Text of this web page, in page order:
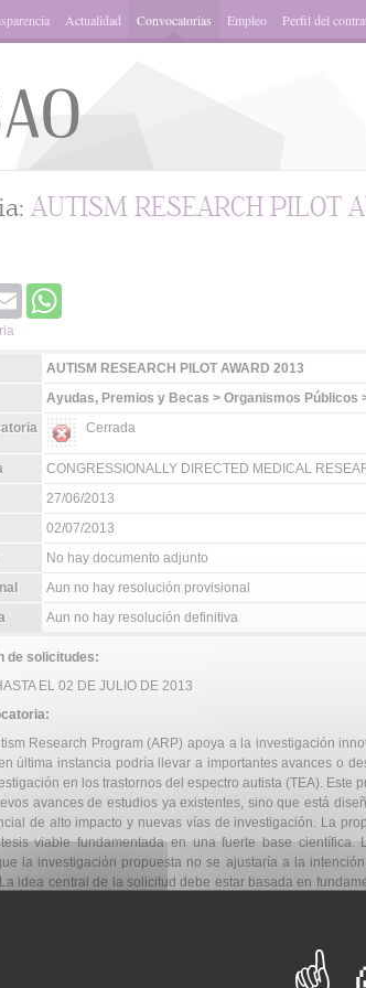
Actualidad Convocatorias Empleo Perfil del
AUTISM RESEARCH PILOT
Email
AUTISM RESEARCH PILOT AWARD 2013
Ayudas, Premios y Becas > Organismos Públicos
Cerrada
CONGRESSIONALLY DIRECTED MEDICAL
27/06/2013
02/07/2013
No hay documento adjunto
Aun no hay resolución provisional
Aun no hay resolución definitiva
de solicitudes:
EL 02 DE JULIO DE 2013
Research Program (ARP) apoya a la investigación
última instancia podría llevar a importantes avances o
en los trastornos del espectro autista (TEA). Este
avances de estudios ya existentes, sino que está
de alto impacto y nuevas vías de investigación. La
viable fundamentada en una fuerte base científica.
la investigación propuesta no se ajustaría a la
idea central de la solicitud debe estar basada en
de todas las áreas de investigación básica y
que responden a las necesidades críticas de la